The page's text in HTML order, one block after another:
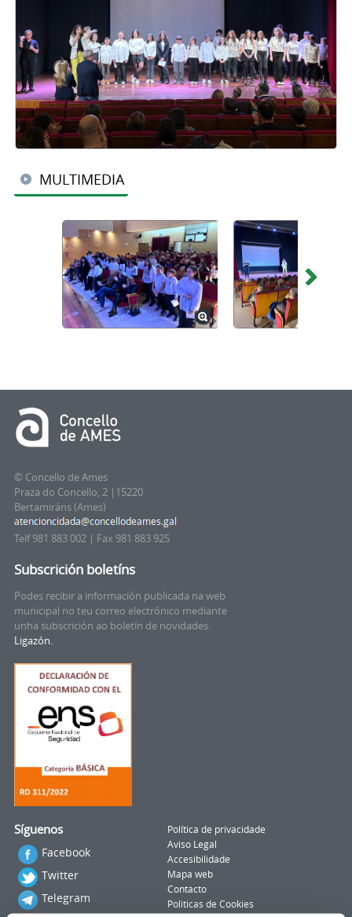
MULTIMEDIA
© Concello de Ames
Praza do Concello, 2 |15220
Bertamiráns (Ames)
Telf 981 883 002 | Fax 981 883 925
Subscrición boletíns
Podes recibir a información publicada na web
municipal no teu correo electrónico mediante
unha subscrición ao boletín de novidades.
Ligazón.
Síguenos
Facebook
Twitter
Telegram
Política de privacidade
Aviso Legal
Accesibilidade
Mapa web
Contacto
Politicas de Cookies